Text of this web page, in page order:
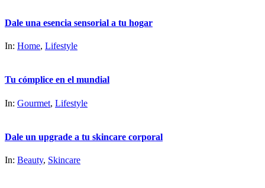
Dale una esencia sensorial a tu hogar
In: Home, Lifestyle
Tu cómplice en el mundial
In: Gourmet, Lifestyle
Dale un upgrade a tu skincare corporal
In: Beauty, Skincare